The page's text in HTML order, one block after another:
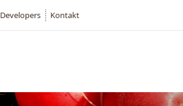
Developers Kontakt